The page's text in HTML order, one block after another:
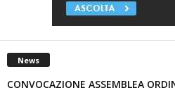
News
CONVOCAZIONE ASSEMBLEA